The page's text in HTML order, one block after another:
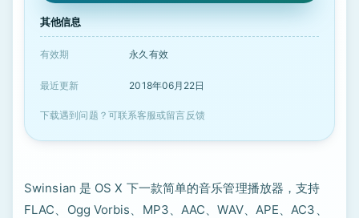
其他信息
有效期 永久有效
最近更新 2018年06月22日
下载遇到问题？可联系客服或留言反馈
Swinsian 是 OS X 下一款简单的音乐管理播放器，支持
FLAC、Ogg Vorbis、MP3、AAC、WAV、APE、AC3、